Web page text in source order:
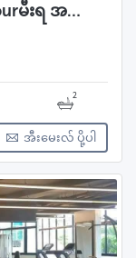
Sanchaung Garden Condo24hourမီးရ အရောင်း အခန်းကောင်း
2
အီးမေးလ် ပို့ပါ